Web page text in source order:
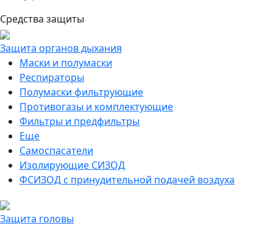
Средства защиты
Защита органов дыхания
Маски и полумаски
Респираторы
Полумаски фильтрующие
Противогазы и комплектующие
Фильтры и предфильтры
Еще
Самоспасатели
Изолирующие СИЗОД
ФСИЗОД с принудительной подачей воздуха
Защита головы